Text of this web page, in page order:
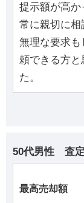
提示額が高
常に親切に
無理な要求
頼できる方と
た。
50代男性 査
最高売却額